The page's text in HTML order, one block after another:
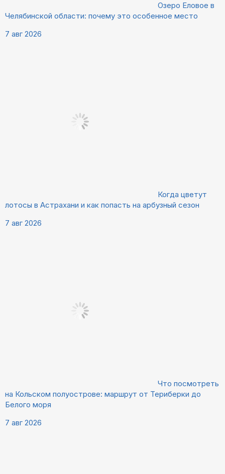
Озеро Еловое в
Челябинской области: почему это особенное место
7 авг 2026
Когда цветут
лотосы в Астрахани и как попасть на арбузный сезон
7 авг 2026
Что посмотреть
на Кольском полуострове: маршрут от Териберки до
Белого моря
7 авг 2026